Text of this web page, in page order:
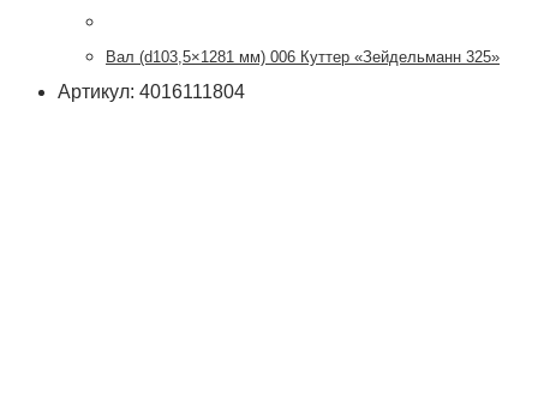
Вал (d103,5×1281 мм) 006 Куттер «Зейдельманн 325»
Артикул: 4016111804